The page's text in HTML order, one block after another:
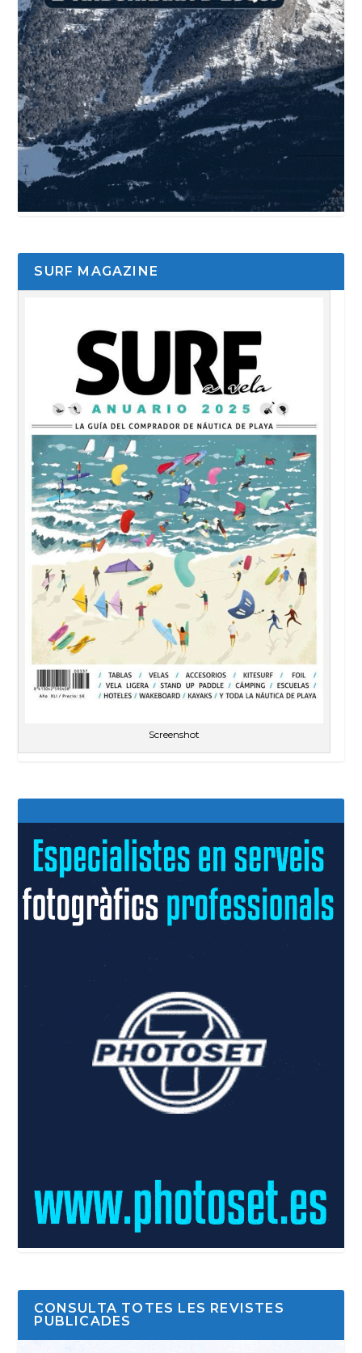
SURF MAGAZINE
Screenshot
CONSULTA TOTES LES REVISTES
PUBLICADES